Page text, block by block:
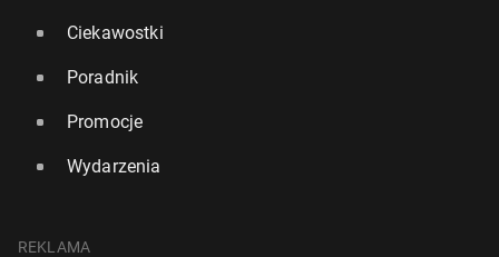
Ciekawostki
Poradnik
Promocje
Wydarzenia
REKLAMA